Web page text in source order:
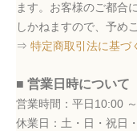
ます。お客様のご都合
しかねますので、予め
⇒ 特定商取引法に基づ
■ 営業日時について
営業時間：平日10:00
休業日：土・日・祝日